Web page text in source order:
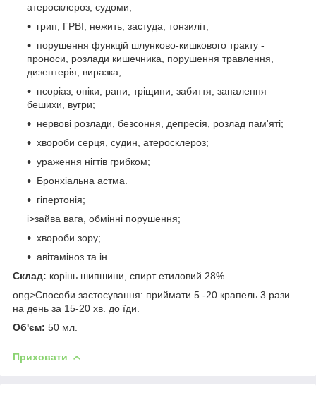
атеросклероз, судоми;
грип, ГРВІ, нежить, застуда, тонзиліт;
порушення функцій шлунково-кишкового тракту -
проноси, розлади кишечника, порушення травлення,
дизентерія, виразка;
псоріаз, опіки, рани, тріщини, забиття, запалення
бешихи, вугри;
нервові розлади, безсоння, депресія, розлад пам'яті;
хвороби серця, судин, атеросклероз;
ураження нігтів грибком;
Бронхіальна астма.
гіпертонія;
i>зайва вага, обмінні порушення;
хвороби зору;
авітаміноз та ін.
Склад: корінь шипшини, спирт етиловий 28%.
ong>Способи застосування: приймати 5 -20 крапель 3 рази
на день за 15-20 хв. до їди.
Об'єм: 50 мл.
Приховати